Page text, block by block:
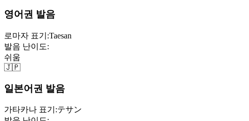
영어권 발음
로마자 표기:Taesan
발음 난이도:
쉬움
🇯🇵
일본어권 발음
가타카나 표기:テサン